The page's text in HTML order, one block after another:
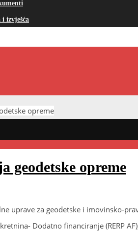
izvješća
opreme
geodetske opreme
uprave za geodetske i imovinsko-
Dodatno financiranje (RERP